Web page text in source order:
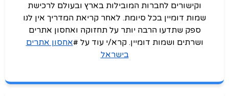
וקישורים לחברות המובילות בארץ ובעולם לרכישת
שמות דומיין בכל סיומת. לאחר קריאת המדריך אין לנו
ספק שתדעו הרבה יותר על תחזוקה ואחסון אתרים
ושרתים ושמות דומיין. קרא/י עוד על #אחסון אתרים
בישראל